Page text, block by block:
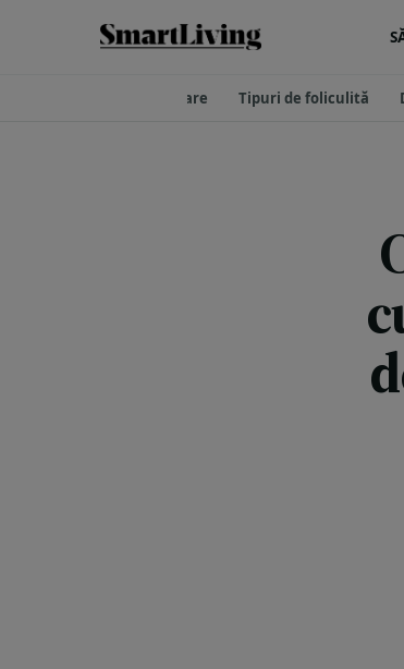
inghinală și de pe picioare Tipuri de foliculită